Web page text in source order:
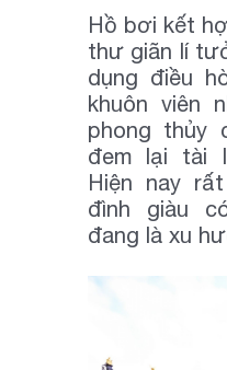
Hồ bơi kết
thư giãn lí
dụng điều
khuôn viên
phong thủy
đem lại tài
Hiện nay
đình giàu
đang là xu